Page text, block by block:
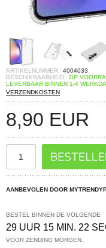
ARTIKELNUMMER: 4004033
BESCHIKBAARHEID: OP
LEVERBAAR BINNEN 1-4
VERZENDKOSTEN
8,90 EUR
AANBEVOLEN DOOR
BESTEL BINNEN DE VOLGENDE
29 UUR 15 MIN. 22
VOOR ZENDING MORGEN.